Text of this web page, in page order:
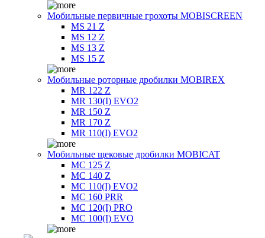
Мобильные первичные грохоты MOBISCREEN
MS 21 Z
MS 12 Z
MS 13 Z
MS 15 Z
Мобильные роторные дробилки MOBIREX
MR 122 Z
MR 130(I) EVO2
MR 150 Z
MR 170 Z
MR 110(I) EVO2
Мобильные щековые дробилки MOBICAT
MC 125 Z
MC 140 Z
MC 110(I) EVO2
MC 160 PRR
MC 120(I) PRO
MC 100(I) EVO